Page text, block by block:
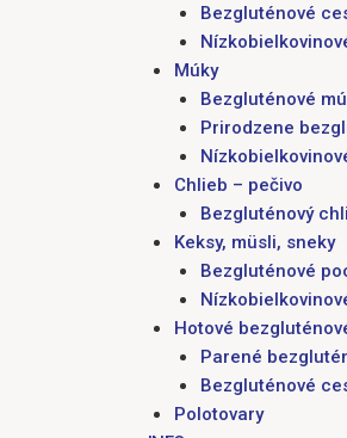
Bezgluténové
Múky
Bezgluténové
Prirodzene
Chlieb – pečivo
Bezgluténový
Keksy, müsli, sneky
Bezgluténové
Hotové
Parené
Bezgluténové
Polotovary